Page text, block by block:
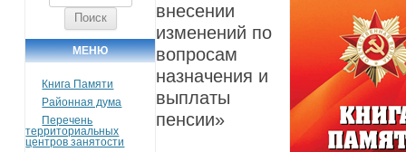
МЕНЮ
Книга Памяти
Районная дума
Перечень
территориальных
центров занятости
внесении
изменений по
вопросам
назначения и
выплаты
пенсии»